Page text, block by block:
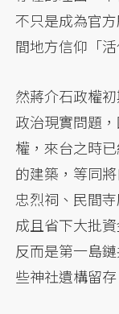
不只是成為官
間地方信仰「
然蔣介石政權
政治現實問題
權，來台之時
的建築，等同
忠烈祠、民間
成且省下大批
反而是第一島
些神社遺構留存